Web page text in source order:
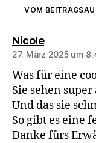
VOM
Nicolesagt:
27. März 2025 um
Was für eine
Sie sehen super
Und das sie
So gibt es eine
Danke fürs